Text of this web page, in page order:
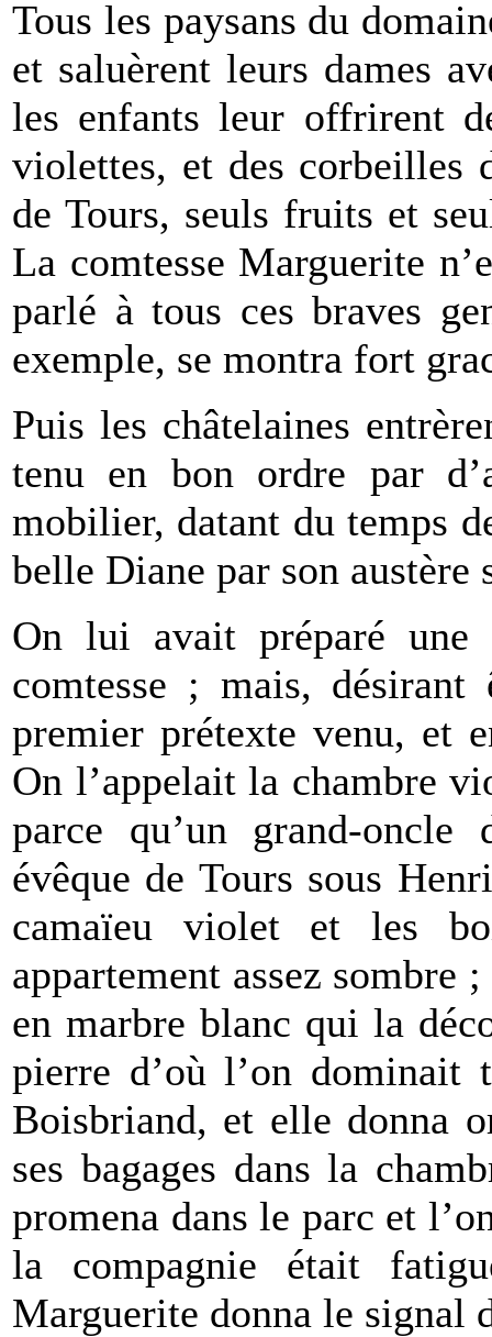
Tous les paysans du
et saluèrent leurs dames
les enfants leur offrirent
violettes, et des corbeilles
de Tours, seuls fruits et
La comtesse Marguerite
parlé à tous ces braves
exemple, se montra fort
Puis les châtelaines
tenu en bon ordre par
mobilier, datant du temps
belle Diane par son
On lui avait préparé
comtesse ; mais,
premier prétexte venu, et
On l’appelait la chambre
parce qu’un grand-
évêque de Tours sous
camaïeu violet et les
appartement assez sombre
en marbre blanc qui la
pierre d’où l’on
Boisbriand, et elle donna
ses bagages dans la
promena dans le parc et
la compagnie était
Marguerite donna le signal